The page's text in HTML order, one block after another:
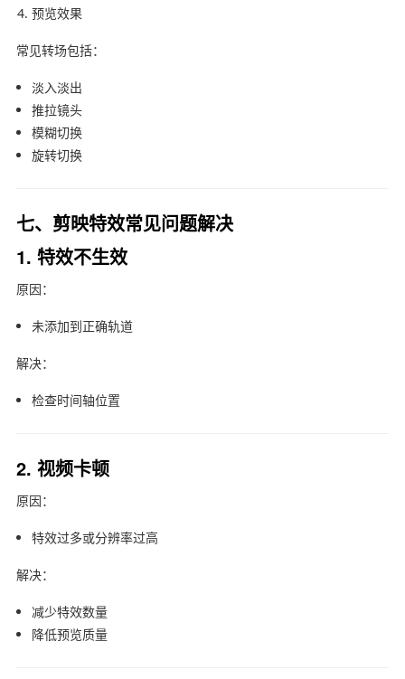
预览效果
常见转场包括：
淡入淡出
推拉镜头
模糊切换
旋转切换
七、剪映特效常见问题解决
1. 特效不生效
原因：
未添加到正确轨道
解决：
检查时间轴位置
2. 视频卡顿
原因：
特效过多或分辨率过高
解决：
减少特效数量
降低预览质量